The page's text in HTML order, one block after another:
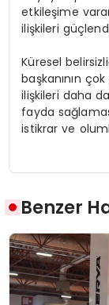
etkileşime
ilişkileri
Küresel
başkanının
ilişkileri daha
fayda
istikrar ve
Benzer